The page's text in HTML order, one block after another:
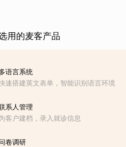
用的麦客产品
语言系统
速搭建英文表单，智能识别语言环境
系人管理
客户建档，录入就诊信息
卷调研